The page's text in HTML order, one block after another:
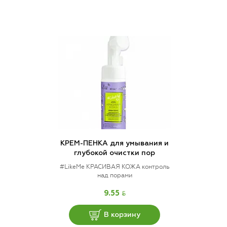
КРЕМ-ПЕНКА для умывания и
глубокой очистки пор
#LikeMe КРАСИВАЯ КОЖА контроль
над порами
9.55 BYN
В корзину